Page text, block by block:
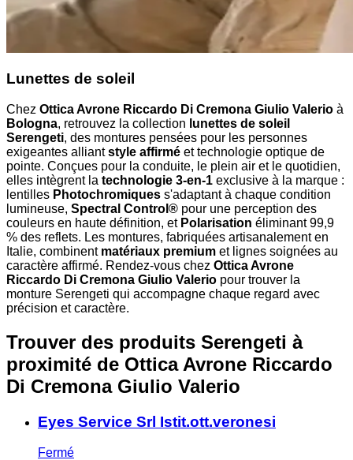
Lunettes de soleil
Chez Ottica Avrone Riccardo Di Cremona Giulio Valerio à
Bologna, retrouvez la collection lunettes de soleil
Serengeti, des montures pensées pour les personnes
exigeantes alliantstyle affirmé et technologie optique de
pointe. Conçues pour la conduite, le plein air et le quotidien,
elles intègrent la technologie 3-en-1 exclusive à la marque :
lentilles Photochromiques s'adaptant à chaque condition
lumineuse, Spectral Control® pour une perception des
couleurs en haute définition, et Polarisation éliminant 99,9
% des reflets. Les montures, fabriquées artisanalement en
Italie, combinent matériaux premium et lignes soignées au
caractère affirmé. Rendez-vous chez Ottica Avrone
Riccardo Di Cremona Giulio Valerio pour trouver la
monture Serengeti qui accompagne chaque regard avec
précision et caractère.
Trouver des produits Serengeti à
proximité de Ottica Avrone Riccardo
Di Cremona Giulio Valerio
Eyes Service Srl Istit.ott.veronesi
Fermé